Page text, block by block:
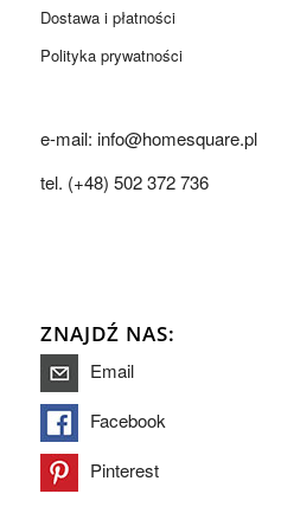
Dostawa i płatności
Polityka prywatności
e-mail: info@homesquare.pl
tel. (+48) 502 372 736
ZNAJDŹ NAS:
Email
Facebook
Pinterest